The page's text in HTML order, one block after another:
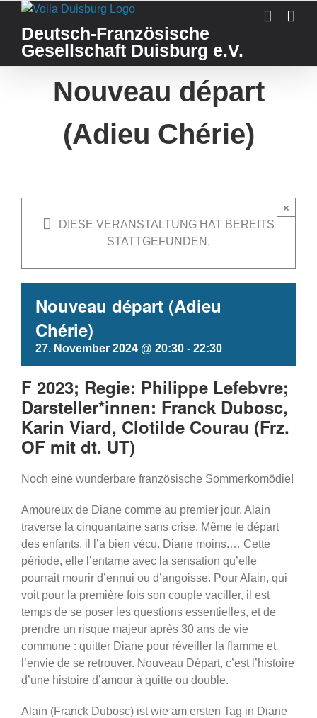
contentDeutsch-Französische
Gesellschaft Duisburg e.V.
Nouveau départ
(Adieu Chérie)
DIESE VERANSTALTUNG HAT BEREITS
STATTGEFUNDEN.
×
Nouveau départ (Adieu
Chérie)
27. November 2024 @ 20:30 - 22:30
F 2023; Regie: Philippe Lefebvre;
Darsteller*innen: Franck Dubosc,
Karin Viard, Clotilde Courau (Frz.
OF mit dt. UT)
Noch eine wunderbare französische Sommerkomödie!
Amoureux de Diane comme au premier jour, Alain
traverse la cinquantaine sans crise. Même le départ
des enfants, il l’a bien vécu. Diane moins.… Cette
période, elle l’entame avec la sensation qu’elle
pourrait mourir d’ennui ou d’angoisse. Pour Alain, qui
voit pour la première fois son couple vaciller, il est
temps de se poser les questions essentielles, et de
prendre un risque majeur après 30 ans de vie
commune : quitter Diane pour réveiller la flamme et
l’envie de se retrouver. Nouveau Départ, c’est l’histoire
d’une histoire d’amour à quitte ou double.
Alain (Franck Dubosc) ist wie am ersten Tag in Diane